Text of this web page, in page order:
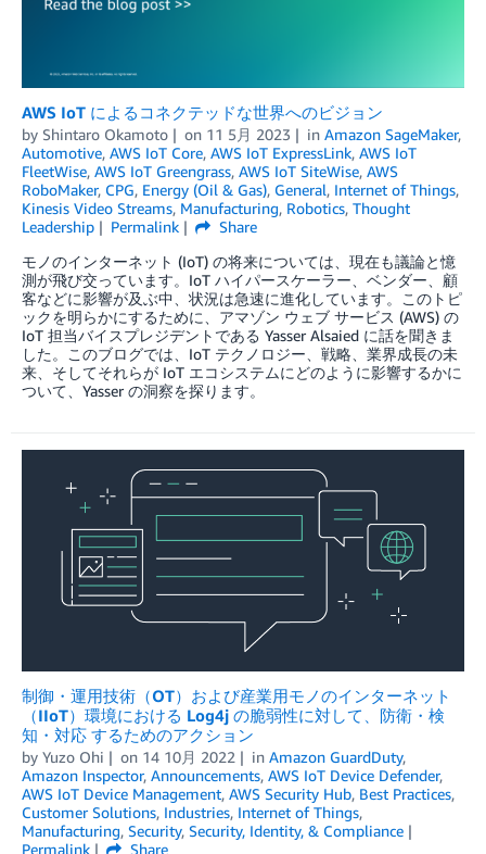
AWS IoT によるコネクテッドな世界へのビジョン
by Shintaro Okamoto on 11 5月 2023 in Amazon SageMaker,
Automotive, AWS IoT Core, AWS IoT ExpressLink, AWS IoT
FleetWise, AWS IoT Greengrass, AWS IoT SiteWise, AWS
RoboMaker, CPG, Energy (Oil & Gas), General, Internet of Things,
Kinesis Video Streams, Manufacturing, Robotics, Thought
Leadership
Permalink
Share
モノのインターネット (IoT) の将来については、現在も議論と憶
測が飛び交っています。IoT ハイパースケーラー、ベンダー、顧
客などに影響が及ぶ中、状況は急速に進化しています。このトピ
ックを明らかにするために、アマゾン ウェブ サービス (AWS) の
IoT 担当バイスプレジデントである Yasser Alsaied に話を聞きま
した。このブログでは、IoT テクノロジー、戦略、業界成長の未
来、そしてそれらが IoT エコシステムにどのように影響するかに
ついて、Yasser の洞察を探ります。
制御・運用技術（OT）および産業用モノのインターネット
（IIoT）環境における Log4j の脆弱性に対して、防衛・検
知・対応 するためのアクション
by Yuzo Ohi on 14 10月 2022 in Amazon GuardDuty,
Amazon Inspector, Announcements, AWS IoT Device Defender,
AWS IoT Device Management, AWS Security Hub, Best Practices,
Customer Solutions, Industries, Internet of Things,
Manufacturing, Security, Security, Identity, & Compliance
Permalink
Share